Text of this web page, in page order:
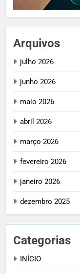
Arquivos
julho 2026
junho 2026
maio 2026
abril 2026
março 2026
fevereiro 2026
janeiro 2026
dezembro 2025
Categorias
INÍCIO